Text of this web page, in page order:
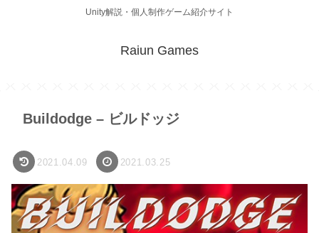
Unity解説・個人制作ゲーム紹介サイト
Raiun Games
Buildodge – ビルドッジ
2021.04.09 2021.03.25